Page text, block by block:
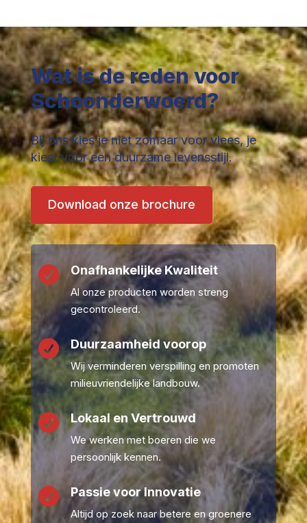
Wat is de reden voor
Schoonderwoerd?
Bij ons kies je niet zomaar voor vlees, je
kiest voor een duurzame levensstijl.
Download onze brochure
 Onafhankelijke Kwaliteit
Al onze producten worden streng
gecontroleerd.
 Duurzaamheid voorop
Wij verminderen verspilling en promoten
milieuvriendelijke landbouw.
 Lokaal en Vertrouwd
We werken met boeren die we
persoonlijk kennen.
 Passie voor Innovatie
Altijd op zoek naar betere en groenere